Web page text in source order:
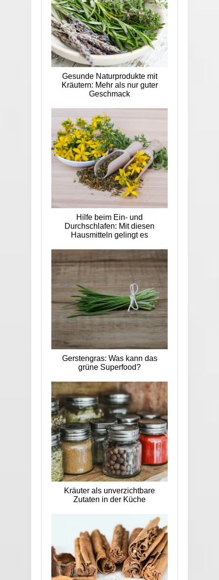
Gesunde Naturprodukte mit
Kräutern: Mehr als nur guter
Geschmack
Hilfe beim Ein- und
Durchschlafen: Mit diesen
Hausmitteln gelingt es
Gerstengras: Was kann das
grüne Superfood?
Kräuter als unverzichtbare
Zutaten in der Küche